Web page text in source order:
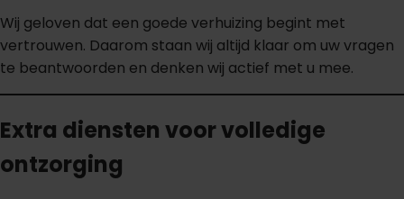
Wij geloven dat een goede verhuizing begint met
vertrouwen. Daarom staan wij altijd klaar om uw vragen
te beantwoorden en denken wij actief met u mee.
Extra diensten voor volledige
ontzorging